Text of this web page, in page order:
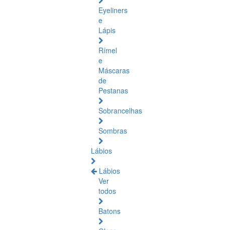
Eyeliners
e
Lápis
Rímel
e
Máscaras
de
Pestanas
Sobrancelhas
Sombras
Lábios
Lábios
Ver
todos
Batons